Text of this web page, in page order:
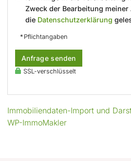
Zweck der Bearbeitung
die Datenschutzerklärung
* Pflichtangaben
Anfrage senden
SSL-verschlüsselt
Immobiliendaten-Import und
WP-ImmoMakler